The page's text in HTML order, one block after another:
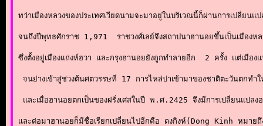
ทว่าเมืองหลวงของประเทศเวียดนามจะมาอยู่ในบริเวณนี้ก็ผ่านการเปลี่
จนถึงปีพุทธศักราช 1,971  ราชวงศ์เลย์จึงสถาปนาฮานอยขึ้นเป็นเมือ
ซึ่งตั้งอยู่เมืองแถ่งห์ฮวา และกรุงฮานอยยังถูกทำลายอีก  2 ครั้ง แต่เมือง
จนย่างเข้าสู่ช่วงต้นศตวรรษที่ 17 การไหล่บ่าเข้ามาของชาติตะวันตกทำ
และเมื่อฮานอยตกเป็นของฝรั่งเศสในปี พ.ศ.2425 จึงมีการเปลี่ยนแปล
และต่อมาฮานอยก็มีชื่อเรียกเปลี่ยนไปอีกคือ ดงกิงห์(Dong Kinh หมาย